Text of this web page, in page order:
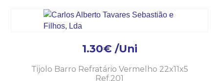
1.30€ /Uni
Tijolo Barro Refratário Vermelho 22x11x5
Ref.201